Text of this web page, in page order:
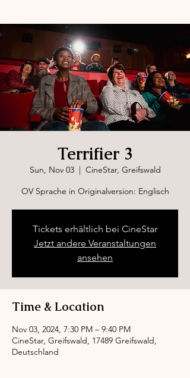
Terrifier 3
Sun, Nov 03
  |
CineStar, Greifswald
OV Sprache in Originalversion: Englisch
Tickets erhältlich bei CineStar
Jetzt andere Veranstaltungen
ansehen
Time & Location
Nov 03, 2024, 7:30 PM – 9:40 PM
CineStar, Greifswald, 17489 Greifswald,
Deutschland